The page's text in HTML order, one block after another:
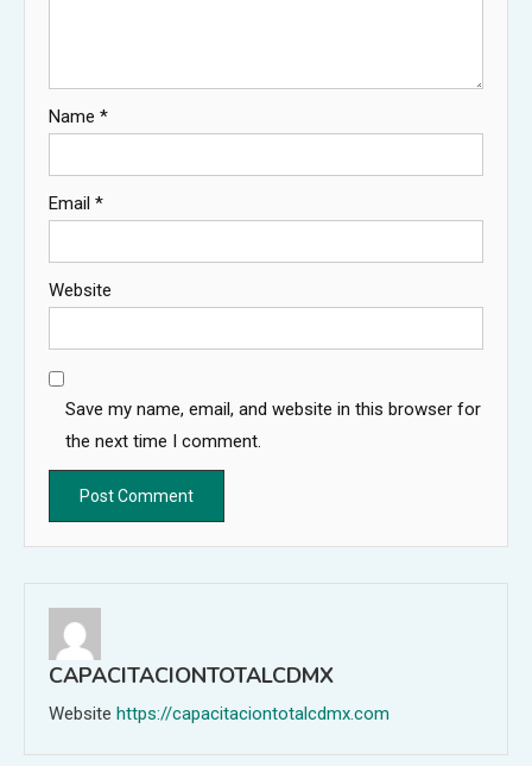
Name *
Email *
Website
Save my name, email, and website in this browser for
the next time I comment.
CAPACITACIONTOTALCDMX
Website https://capacitaciontotalcdmx.com